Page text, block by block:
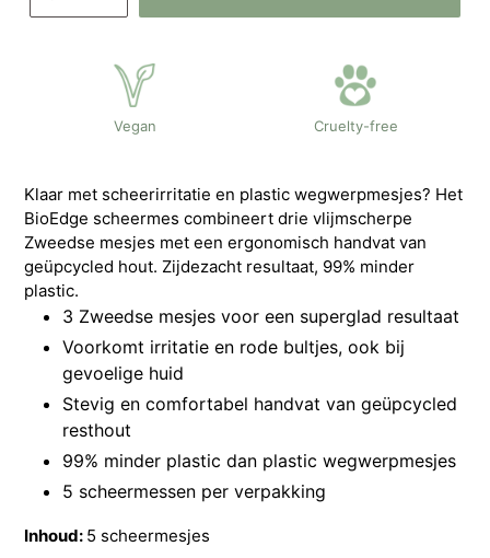
Vegan Cruelty-free
Klaar met scheerirritatie en plastic wegwerpmesjes? Het
BioEdge scheermes combineert drie vlijmscherpe
Zweedse mesjes met een ergonomisch handvat van
geüpcycled hout. Zijdezacht resultaat, 99% minder
plastic.
3 Zweedse mesjes voor een superglad resultaat
Voorkomt irritatie en rode bultjes, ook bij
gevoelige huid
Stevig en comfortabel handvat van geüpcycled
resthout
99% minder plastic dan plastic wegwerpmesjes
5 scheermessen per verpakking
Inhoud: 5 scheermesjes